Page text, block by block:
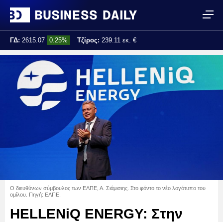
ΓΔ: 2615.07 0.25% Τζίρος: 239.11 εκ. €
Τελ. ενημέρωση:
Ο διευθύνων σύμβουλος των ΕΛΠΕ, Α. Σιάμισιης. Στο φόντο το νέο λογότυπο του
ομίλου. Πηγή: ΕΛΠΕ.
HELLENiQ ENERGY: Στην